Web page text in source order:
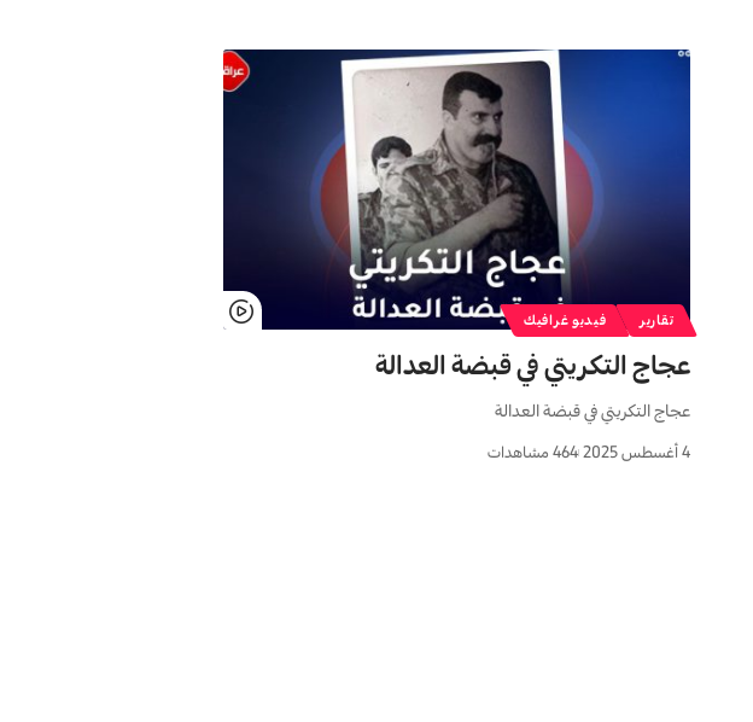
تقارير فيديو غرافيك
عجاج التكريتي في قبضة العدالة
عجاج التكريتي في قبضة العدالة
4 أغسطس 2025 464 مشاهدات